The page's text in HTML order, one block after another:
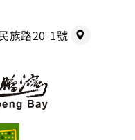
族路20-1號